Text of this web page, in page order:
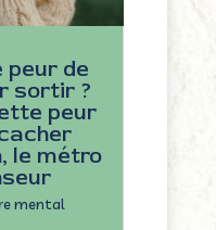
peur de
sortir ?
peur
le métro
mental